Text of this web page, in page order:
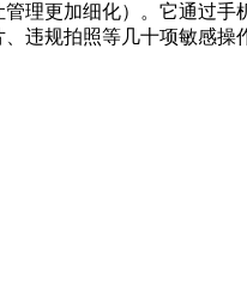
理更加细化）。它通过手
违规拍照等几十项敏感